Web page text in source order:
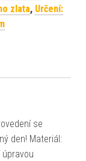
zlata, Určení:
se
den! Materiál: